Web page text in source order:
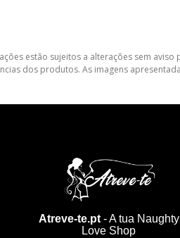
estão sujeitos a alterações sem
dos produtos. As imagens
Atreve-te.pt- A tua Naughty
Love Shop